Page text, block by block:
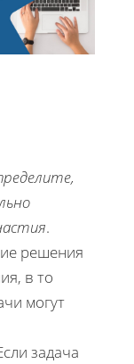
.
решения
в то
могут
задача